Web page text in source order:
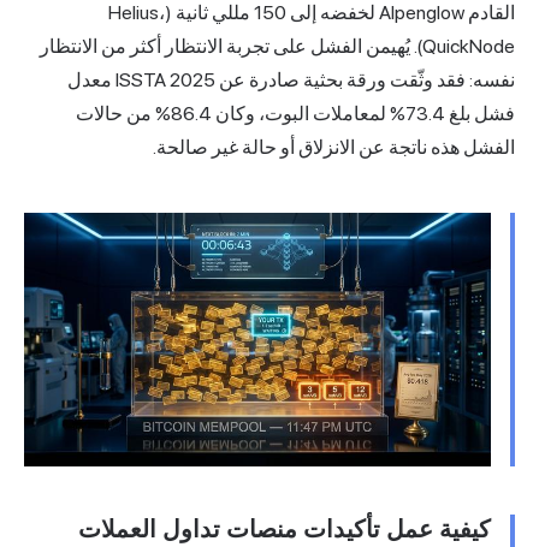
القادم Alpenglow لخفضه إلى 150 مللي ثانية (Helius،
QuickNode). يُهيمن الفشل على تجربة الانتظار أكثر من الانتظار
نفسه: فقد وثّقت ورقة بحثية صادرة عن ISSTA 2025 معدل
فشل بلغ 73.4% لمعاملات البوت، وكان 86.4% من حالات
الفشل هذه ناتجة عن الانزلاق أو حالة غير صالحة.
كيفية عمل تأكيدات منصات تداول العملات